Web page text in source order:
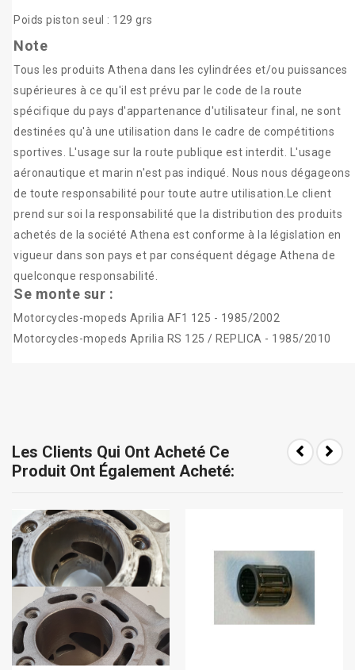
Poids piston seul : 129 grs
Note
Tous les produits Athena dans les cylindrées et/ou puissances
supérieures à ce qu'il est prévu par le code de la route
spécifique du pays d'appartenance d'utilisateur final, ne sont
destinées qu'à une utilisation dans le cadre de compétitions
sportives. L'usage sur la route publique est interdit. L'usage
aéronautique et marin n'est pas indiqué. Nous nous dégageons
de toute responsabilité pour toute autre utilisation.Le client
prend sur soi la responsabilité que la distribution des produits
achetés de la société Athena est conforme à la législation en
vigueur dans son pays et par conséquent dégage Athena de
quelconque responsabilité.
Se monte sur :
Motorcycles-mopeds Aprilia AF1 125 - 1985/2002
Motorcycles-mopeds Aprilia RS 125 / REPLICA - 1985/2010
Les Clients Qui Ont Acheté Ce
Produit Ont Également Acheté: